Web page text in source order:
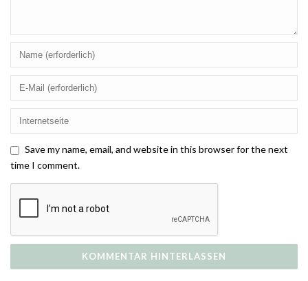
Save my name, email, and website in this browser for the next
time I comment.